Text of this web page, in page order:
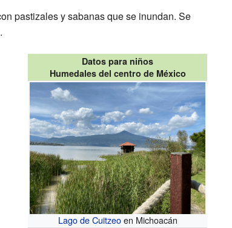
pastizales y sabanas que se inundan. Se
Datos para niños
Humedales del centro de México
Lago de Cuitzeoen Michoacán